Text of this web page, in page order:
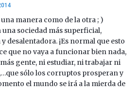
manera como de la otra ; )
una sociedad más superficial,
desalentadora. ¡Es normal que esto
que no vaya a funcionar bien nada,
gente, ni estudiar, ni trabajar ni
sólo los corruptos prosperan y
el mundo se irá a la mierda de